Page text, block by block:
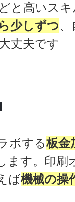
と高いス
少しずつ、
丈夫です
ボする板金
ます。印刷
ば機械の操